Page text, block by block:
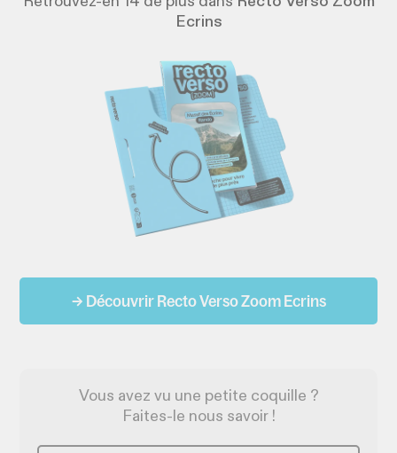
Ecrins
→ Découvrir Recto Verso Zoom Ecrins
Vous avez vu une petite coquille ?
Faites-le nous savoir !